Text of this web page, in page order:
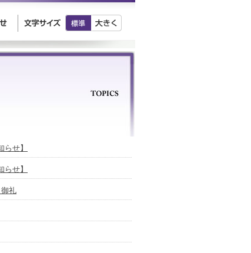
らせ】
らせ】
御礼